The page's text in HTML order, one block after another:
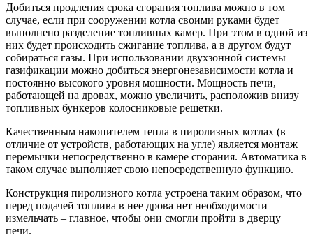
Добиться продления срока сгорания топлива можно в том
случае, если при сооружении котла своими руками будет
выполнено разделение топливных камер. При этом в одной из
них будет происходить сжигание топлива, а в другом будут
собираться газы. При использовании двухзонной системы
газификации можно добиться энергонезависимости котла и
постоянно высокого уровня мощности. Мощность печи,
работающей на дровах, можно увеличить, расположив внизу
топливных бункеров колосниковые решетки.
Качественным накопителем тепла в пиролизных котлах (в
отличие от устройств, работающих на угле) является монтаж
перемычки непосредственно в камере сгорания. Автоматика в
таком случае выполняет свою непосредственную функцию.
Конструкция пиролизного котла устроена таким образом, что
перед подачей топлива в нее дрова нет необходимости
измельчать – главное, чтобы они смогли пройти в дверцу
печи.